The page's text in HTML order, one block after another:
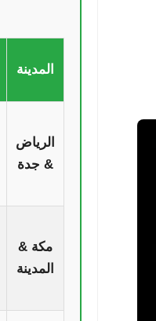
المدينة
الرياض
& جدة
مكة &
المدينة